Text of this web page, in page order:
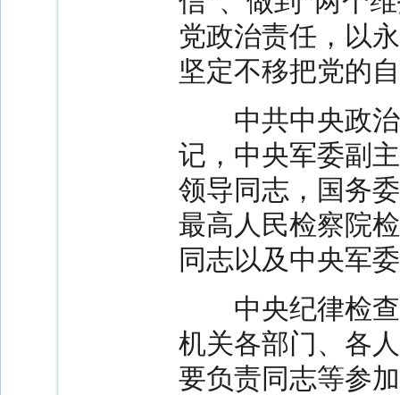
党政治责任，以
坚定不移把党的
中共中央政治
记，中央军委副
领导同志，国务
最高人民检察院
同志以及中央军
中央纪律检查
机关各部门、各
要负责同志等参